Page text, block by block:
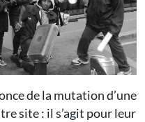
de la mutation d’une
site : il s’agit pour leur